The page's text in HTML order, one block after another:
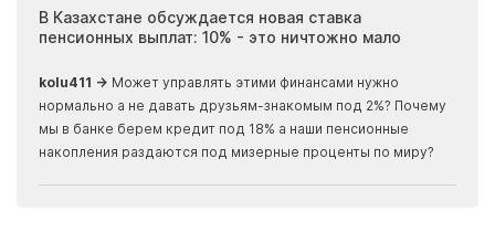
В Казахстане обсуждается новая ставка
пенсионных выплат: 10% - это ничтожно мало
kolu411 → Может управлять этими финансами нужно
нормально а не давать друзьям-знакомым под 2%? Почему
мы в банке берем кредит под 18% а наши пенсионные
накопления раздаются под мизерные проценты по миру?